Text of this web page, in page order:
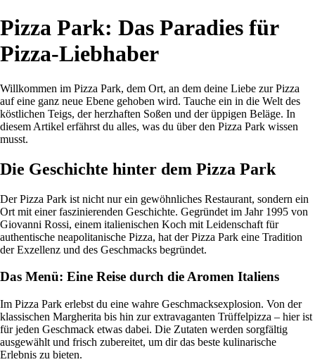
Pizza Park: Das Paradies für
Pizza-Liebhaber
Willkommen im Pizza Park, dem Ort, an dem deine Liebe zur Pizza
auf eine ganz neue Ebene gehoben wird. Tauche ein in die Welt des
köstlichen Teigs, der herzhaften Soßen und der üppigen Beläge. In
diesem Artikel erfährst du alles, was du über den Pizza Park wissen
musst.
Die Geschichte hinter dem Pizza Park
Der Pizza Park ist nicht nur ein gewöhnliches Restaurant, sondern ein
Ort mit einer faszinierenden Geschichte. Gegründet im Jahr 1995 von
Giovanni Rossi, einem italienischen Koch mit Leidenschaft für
authentische neapolitanische Pizza, hat der Pizza Park eine Tradition
der Exzellenz und des Geschmacks begründet.
Das Menü: Eine Reise durch die Aromen Italiens
Im Pizza Park erlebst du eine wahre Geschmacksexplosion. Von der
klassischen Margherita bis hin zur extravaganten Trüffelpizza – hier ist
für jeden Geschmack etwas dabei. Die Zutaten werden sorgfältig
ausgewählt und frisch zubereitet, um dir das beste kulinarische
Erlebnis zu bieten.